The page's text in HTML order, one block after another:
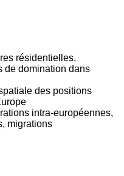
résidentielles,
de domination dans
des positions
intra-européennes,
migrations